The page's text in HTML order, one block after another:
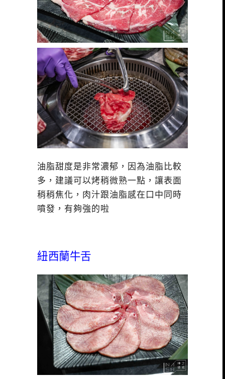
油脂甜度是非常濃郁，因為油脂比較
多，建議可以烤稍微熟一點，讓表面
稍稍焦化，肉汁跟油脂感在口中同時
噴發，有夠強的啦
紐西蘭牛舌